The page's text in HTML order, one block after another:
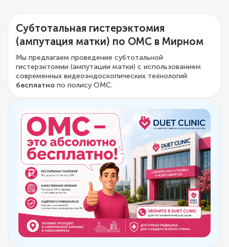
Субтотальная гистерэктомия
(ампутация матки) по ОМС в Мирном
Мы предлагаем проведение субтотальной
гистерэктомии (ампутации матки) с использованием
современных видеоэндоскопических технологий
бесплатно по полису ОМС.